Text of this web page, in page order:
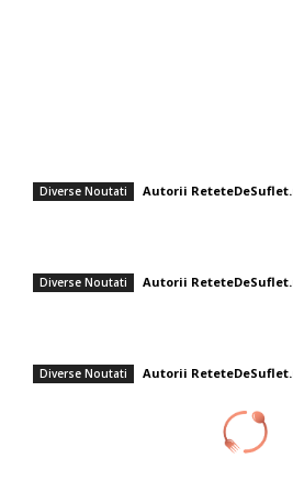
Diverse Noutati
Autorii
Diverse Noutati
Autorii
Diverse Noutati
Autorii